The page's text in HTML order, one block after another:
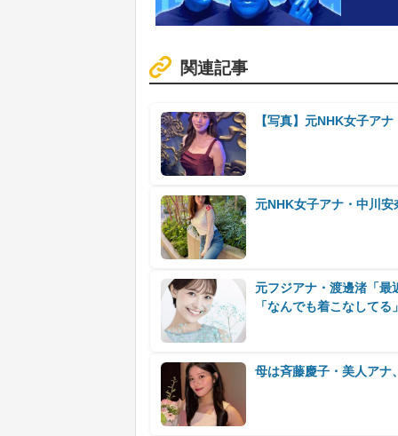
関連記事
【写真】元NHK女子ア
元NHK女子アナ・中川
元フジアナ・渡邊渚「最
「なんでも着こなしてる
母は斉藤慶子・美人アナ